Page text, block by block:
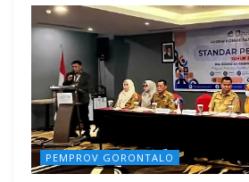
PEMPROV GORONTALO